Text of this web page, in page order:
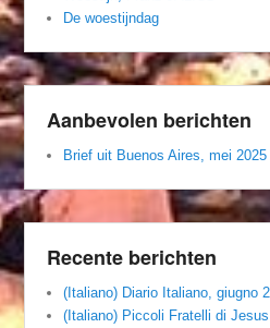
De woestijndag
Aanbevolen berichten
Brief uit Buenos Aires, mei 2025
Recente berichten
(Italiano) Diario Italiano, giugno
(Italiano) Piccoli Fratelli di